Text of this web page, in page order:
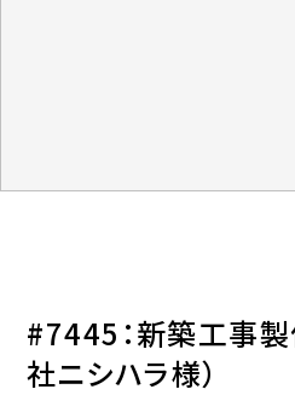
#7445：新築工事
社ニシハラ様）